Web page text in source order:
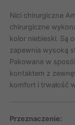
2MA504PK
Nici chirurgiczne
chirurgiczne
kolor niebieski. Są
zapewnia wysoką
Pakowane w
kontaktem z
komfort i trwałość
Przeznaczenie: